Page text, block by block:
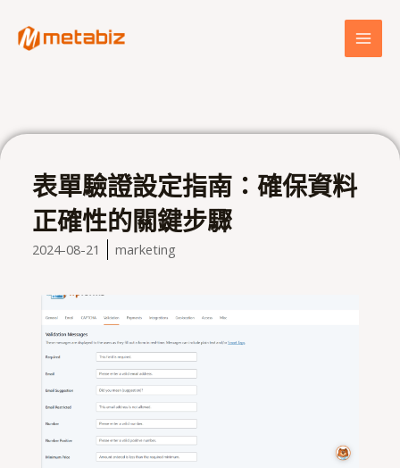
表單驗證設定指南：確保資料
正確性的關鍵步驟
2024-08-21 marketing